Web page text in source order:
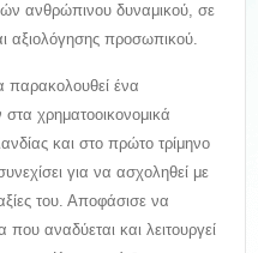
ανθρώπινου δυναμικού, σε
αξιολόγησης προσωπικού.
παρακολουθεί ένα
χρηματοοικονομικά
και στο πρώτο τρίμηνο
για να ασχοληθεί με
του. Αποφάσισε να
αναδύεται και λειτουργεί